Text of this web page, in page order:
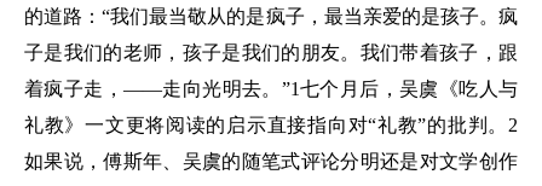
的道路：“我们最当敬从的是疯子，最当亲爱的是孩子。疯
子是我们的老师，孩子是我们的朋友。我们带着孩子，跟
着疯子走，——走向光明去。”1七个月后，吴虞《吃人与
礼教》一文更将阅读的启示直接指向对“礼教”的批判。2
如果说，傅斯年、吴虞的随笔式评论分明还是对文学创作